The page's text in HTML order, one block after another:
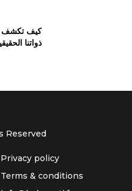
كيف تكشف
ذواتنا
أهوال
الجوانب
Reserved
Privacy policy
Terms & conditions